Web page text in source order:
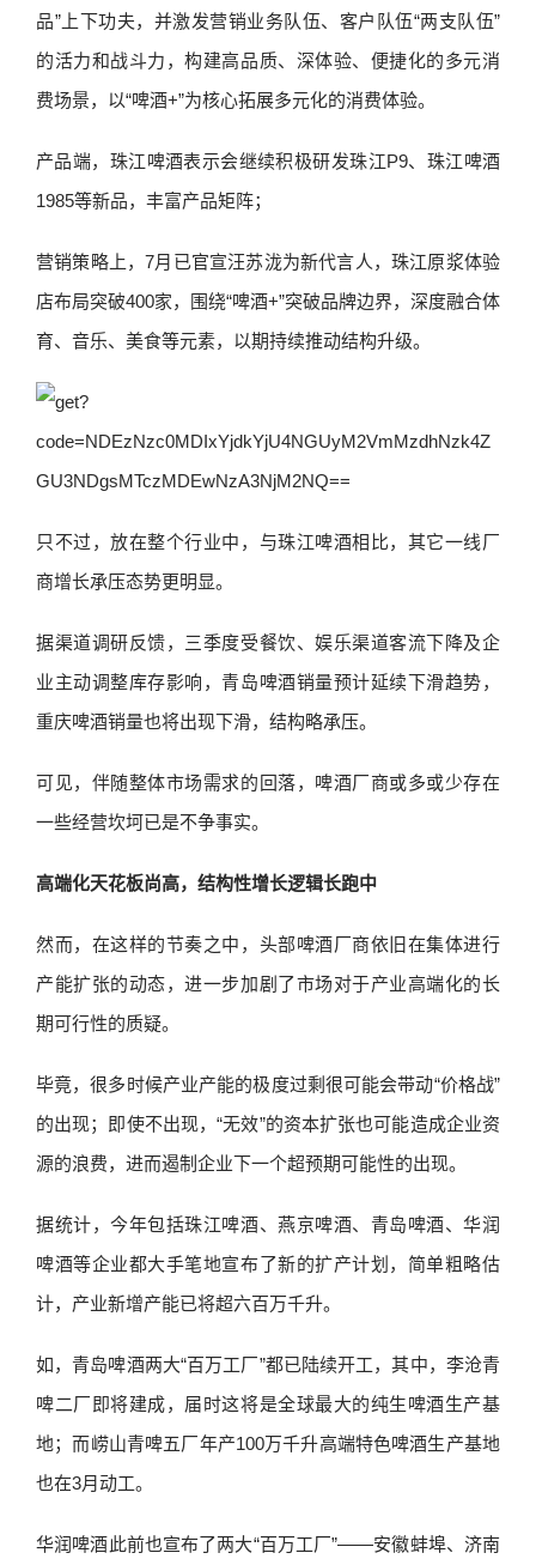
品”上下功夫，并激发营销业务队伍、客户队伍“两支队伍”
的活力和战斗力，构建高品质、深体验、便捷化的多元消
费场景，以“啤酒+”为核心拓展多元化的消费体验。
产品端，珠江啤酒表示会继续积极研发珠江P9、珠江啤酒
1985等新品，丰富产品矩阵；
营销策略上，7月已官宣汪苏泷为新代言人，珠江原浆体验
店布局突破400家，围绕“啤酒+”突破品牌边界，深度融合体
育、音乐、美食等元素，以期持续推动结构升级。
只不过，放在整个行业中，与珠江啤酒相比，其它一线厂
商增长承压态势更明显。
据渠道调研反馈，三季度受餐饮、娱乐渠道客流下降及企
业主动调整库存影响，青岛啤酒销量预计延续下滑趋势，
重庆啤酒销量也将出现下滑，结构略承压。
可见，伴随整体市场需求的回落，啤酒厂商或多或少存在
一些经营坎坷已是不争事实。
高端化天花板尚高，结构性增长逻辑长跑中
然而，在这样的节奏之中，头部啤酒厂商依旧在集体进行
产能扩张的动态，进一步加剧了市场对于产业高端化的长
期可行性的质疑。
毕竟，很多时候产业产能的极度过剩很可能会带动“价格战”
的出现；即使不出现，“无效”的资本扩张也可能造成企业资
源的浪费，进而遏制企业下一个超预期可能性的出现。
据统计，今年包括珠江啤酒、燕京啤酒、青岛啤酒、华润
啤酒等企业都大手笔地宣布了新的扩产计划，简单粗略估
计，产业新增产能已将超六百万千升。
如，青岛啤酒两大“百万工厂”都已陆续开工，其中，李沧青
啤二厂即将建成，届时这将是全球最大的纯生啤酒生产基
地；而崂山青啤五厂年产100万千升高端特色啤酒生产基地
也在3月动工。
华润啤酒此前也宣布了两大“百万工厂”——安徽蚌埠、济南